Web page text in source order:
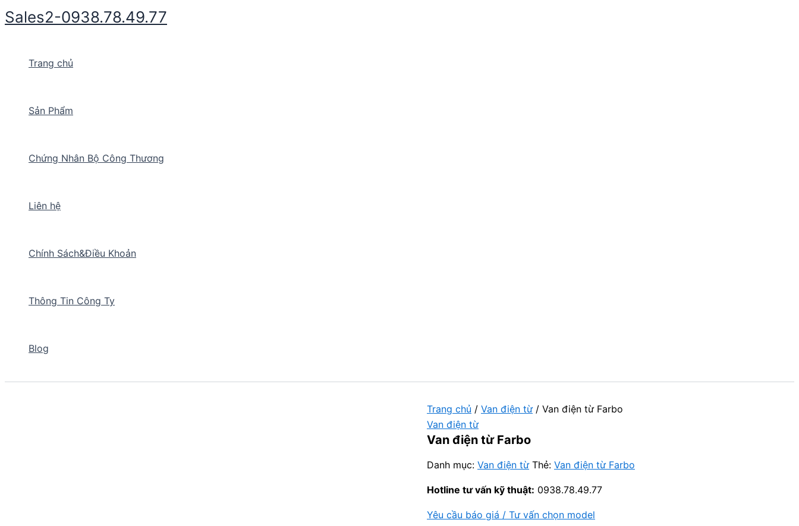
Nhảy
tới
Sales2-0938.78.49.77
Trang chủ
Sản Phẩm
Chứng Nhân Bộ Công Thương
Liên hệ
Chính Sách&Điều Khoản
Thông Tin Công Ty
Blog
Trang chủ / Van điện từ/ Van điện từ Farbo
Van điện từ
Van điện từ Farbo
Danh mục: Van điện từ Thẻ: Van điện từ Farbo
Hotline tư vấn kỹ thuật: 0938.78.49.77
Yêu cầu báo giá / Tư vấn chọn model